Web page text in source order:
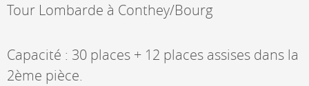
Tour Lombarde à Conthey/Bourg
Capacité : 30 places + 12 places assises dans la
2ème pièce.